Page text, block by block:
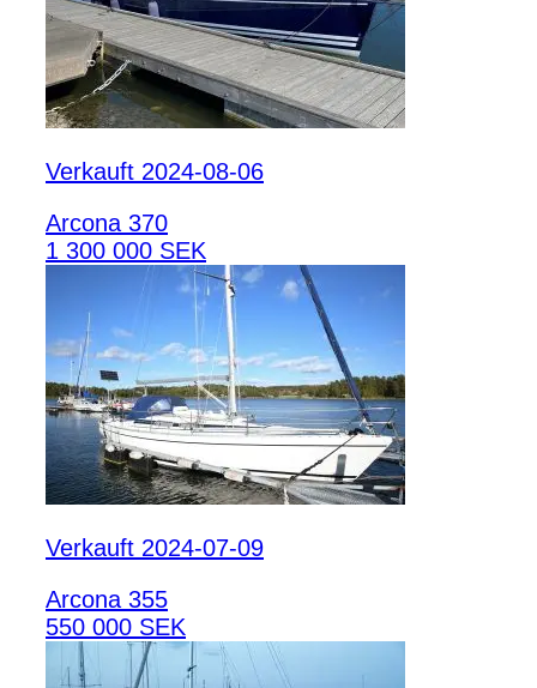
Verkauft 2024-08-06
Arcona 370
1 300 000 SEK
Verkauft 2024-07-09
Arcona 355
550 000 SEK